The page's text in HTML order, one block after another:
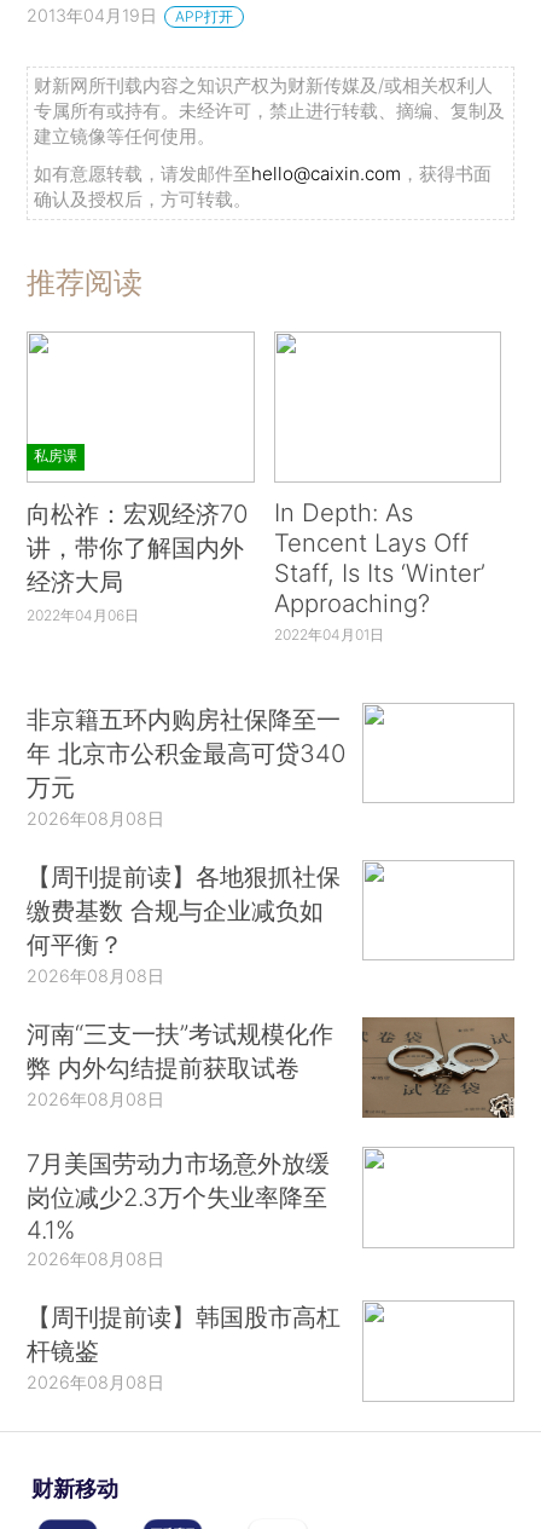
2013年04月19日 APP打开
财新网所刊载内容之知识产权为财新传媒及/或相关权利人
专属所有或持有。未经许可，禁止进行转载、摘编、复制及
建立镜像等任何使用。
如有意愿转载，请发邮件至hello@caixin.com ，获得书面
确认及授权后，方可转载。
推荐阅读
私房课
向松祚：宏观经济70
讲，带你了解国内外
经济大局
2022年04月06日
In Depth: As
Tencent Lays Off
Staff, Is Its ‘Winter’
Approaching?
2022年04月01日
非京籍五环内购房社保降至一
年 北京市公积金最高可贷340
万元
2026年08月08日
【周刊提前读】各地狠抓社保
缴费基数 合规与企业减负如
何平衡？
2026年08月08日
河南“三支一扶”考试规模化作
弊 内外勾结提前获取试卷
2026年08月08日
7月美国劳动力市场意外放缓
岗位减少2.3万个失业率降至
4.1%
2026年08月08日
【周刊提前读】韩国股市高杠
杆镜鉴
2026年08月08日
财新移动